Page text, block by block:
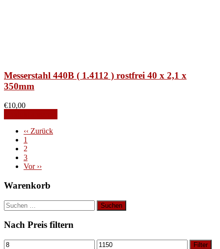
Messerstahl 440B ( 1.4112 ) rostfrei 40 x 2,1 x
350mm
€10,00
‹‹ Zurück
1
2
3
Vor ››
Warenkorb
Suchen
nach:
Nach Preis filtern
Filter